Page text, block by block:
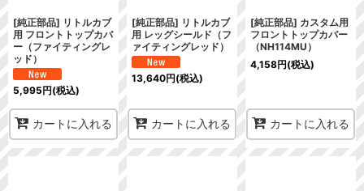
[純正部品] リトルカブ
用 フロントトップカバ
ー（ファイティングレ
ッド）
5,995円(税込)
カートに入れる
[純正部品] リトルカブ
用 レッグシールド（フ
ァイティングレッド）
13,640円(税込)
カートに入れる
[純正部品] カスタム用
フロントトップカバー
（NH114MU）
4,158円(税込)
カートに入れる